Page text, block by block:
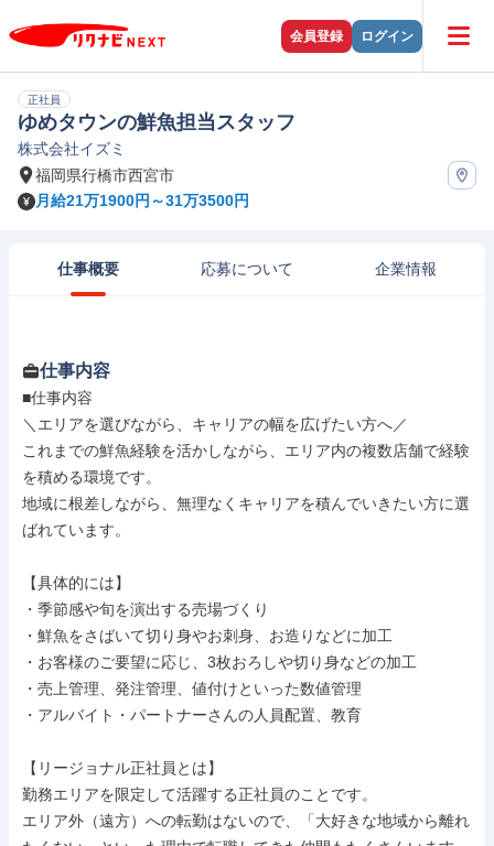
会員登録 ログイン
正社員
ゆめタウンの鮮魚担当スタッフ
株式会社イズミ
福岡県行橋市西宮市
月給21万1900円～31万3500円
仕事概要 応募について 企業情報
仕事内容
■仕事内容
＼エリアを選びながら、キャリアの幅を広げたい方へ／
これまでの鮮魚経験を活かしながら、エリア内の複数店舗で経験
を積める環境です。
地域に根差しながら、無理なくキャリアを積んでいきたい方に選
ばれています。
【具体的には】
・季節感や旬を演出する売場づくり
・鮮魚をさばいて切り身やお刺身、お造りなどに加工
・お客様のご要望に応じ、3枚おろしや切り身などの加工
・売上管理、発注管理、値付けといった数値管理
・アルバイト・パートナーさんの人員配置、教育
【リージョナル正社員とは】
勤務エリアを限定して活躍する正社員のことです。
エリア外（遠方）への転勤はないので、「大好きな地域から離れ